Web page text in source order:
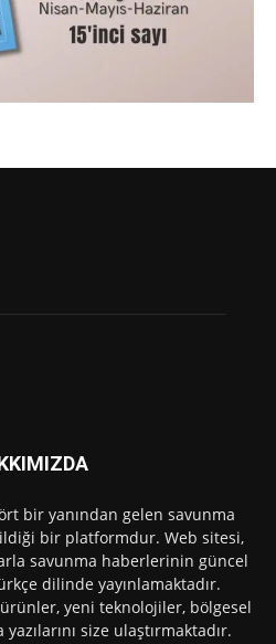
bir yanından gelen savunma
bir platformdur. Web sitesi,
savunma haberlerinin güncel
dilinde yayınlamaktadır.
yeni teknolojiler, bölgesel
size ulaştırmaktadır.